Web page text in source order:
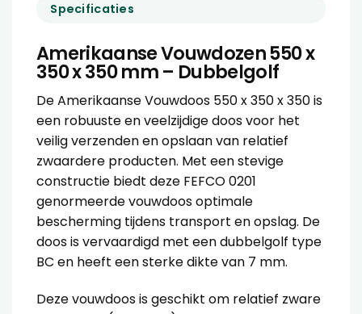
Specificaties
Amerikaanse Vouwdozen 550 x
350 x 350 mm – Dubbelgolf
De Amerikaanse Vouwdoos 550 x 350 x 350 is
een robuuste en veelzijdige doos voor het
veilig verzenden en opslaan van relatief
zwaardere producten. Met een stevige
constructie biedt deze FEFCO 0201
genormeerde vouwdoos optimale
bescherming tijdens transport en opslag. De
doos is vervaardigd met een dubbelgolf type
BC en heeft een sterke dikte van 7 mm.
Deze vouwdoos is geschikt om relatief zware